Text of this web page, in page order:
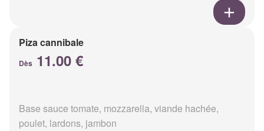
Piza cannibale
Dès 11.00 €
Base sauce tomate, mozzarella, viande hachée,
poulet, lardons, jambon